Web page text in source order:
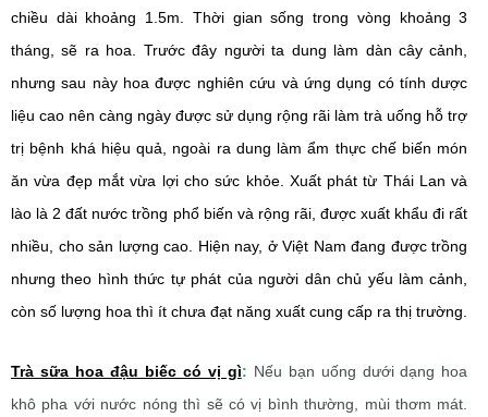
chiều dài khoảng 1.5m. Thời gian sống trong vòng khoảng 3
tháng, sẽ ra hoa. Trước đây người ta dung làm dàn cây cảnh,
nhưng sau này hoa được nghiên cứu và ứng dụng có tính dược
liệu cao nên càng ngày được sử dụng rộng rãi làm trà uống hỗ trợ
trị bệnh khá hiệu quả, ngoài ra dung làm ẩm thực chế biến món
ăn vừa đẹp mắt vừa lợi cho sức khỏe. Xuất phát từ Thái Lan và
lào là 2 đất nước trồng phổ biến và rộng rãi, được xuất khẩu đi rất
nhiều, cho sản lượng cao. Hiện nay, ở Việt Nam đang được trồng
nhưng theo hình thức tự phát của người dân chủ yếu làm cảnh,
còn số lượng hoa thì ít chưa đạt năng xuất cung cấp ra thị trường.
Trà sữa hoa đậu biếc có vị gì: Nếu bạn uống dưới dạng hoa
khô pha với nước nóng thì sẽ có vị bình thường, mùi thơm mát.